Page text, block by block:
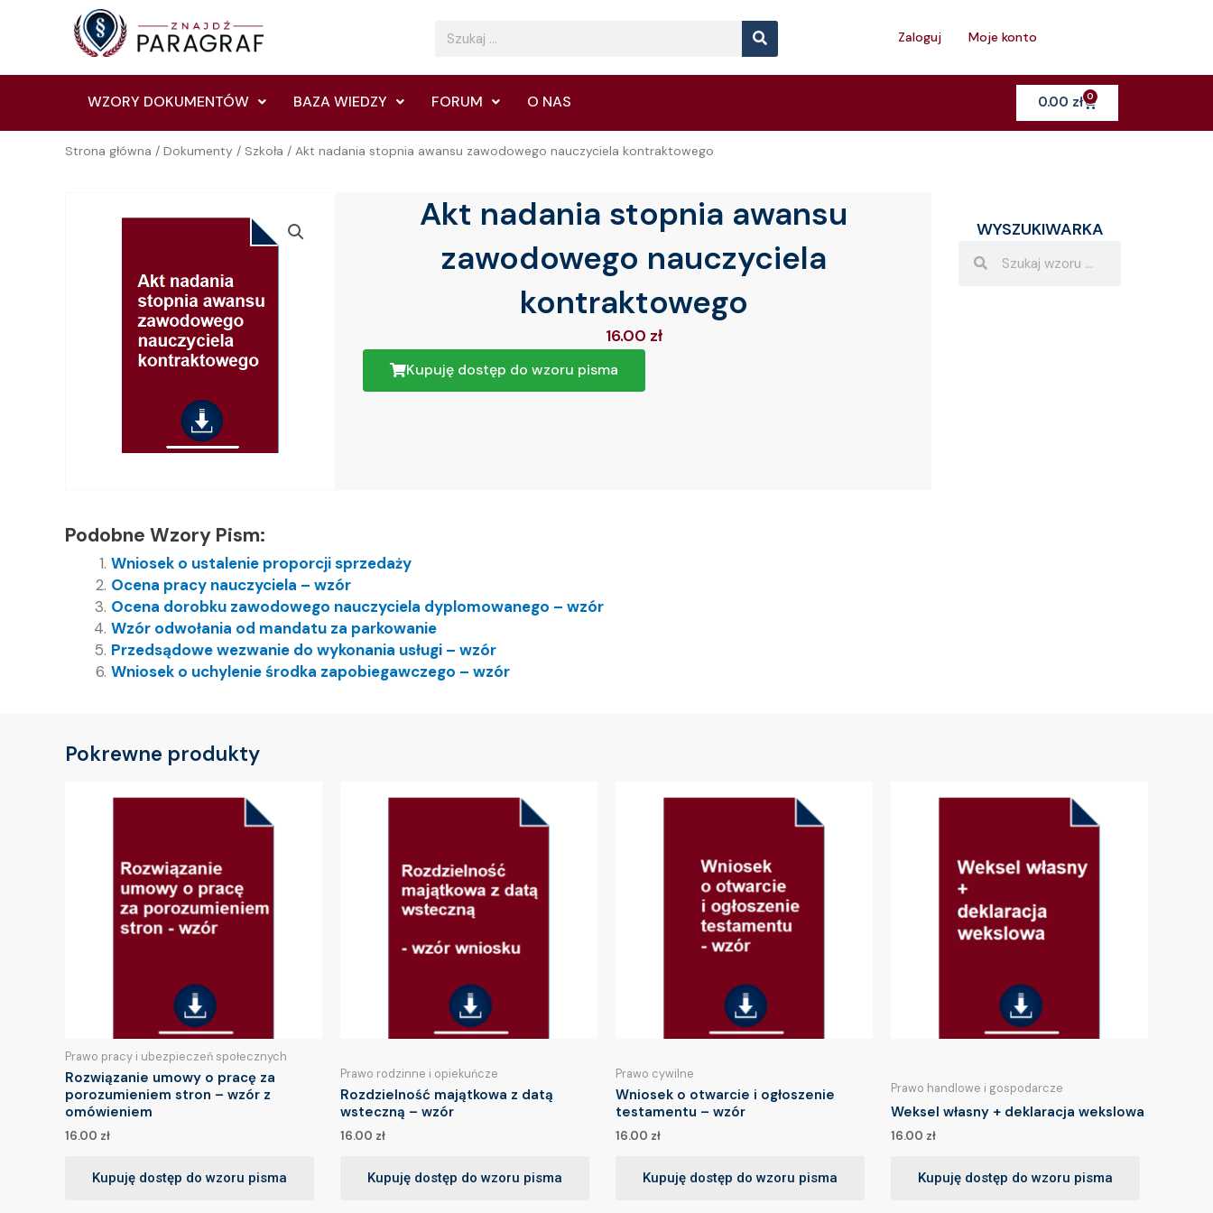
Search Search
Zaloguj Moje konto
WZORY DOKUMENTÓW BAZA WIEDZY FORUM O NAS 0.00 zł 0Cart
Strona główna / Dokumenty / Szkoła / Akt nadania stopnia awansu zawodowego nauczyciela kontraktowego
Akt nadania stopnia awansu
zawodowego nauczyciela
kontraktowego
16.00 zł
Kupuję dostęp do wzoru pisma
WYSZUKIWARKA
Podobne Wzory Pism:
Wniosek o ustalenie proporcji sprzedaży
Ocena pracy nauczyciela – wzór
Ocena dorobku zawodowego nauczyciela dyplomowanego – wzór
Wzór odwołania od mandatu za parkowanie
Przedsądowe wezwanie do wykonania usługi – wzór
Wniosek o uchylenie środka zapobiegawczego – wzór
Pokrewne produkty
Prawo pracy i ubezpieczeń społecznych
Rozwiązanie umowy o pracę za
porozumieniem stron – wzór z
omówieniem
16.00 zł
Kupuję dostęp do wzoru pisma
Prawo rodzinne i opiekuńcze
Rozdzielność majątkowa z datą
wsteczną – wzór
16.00 zł
Kupuję dostęp do wzoru pisma
Prawo cywilne
Wniosek o otwarcie i ogłoszenie
testamentu – wzór
16.00 zł
Kupuję dostęp do wzoru pisma
Prawo handlowe i gospodarcze
Weksel własny + deklaracja wekslowa
16.00 zł
Kupuję dostęp do wzoru pisma